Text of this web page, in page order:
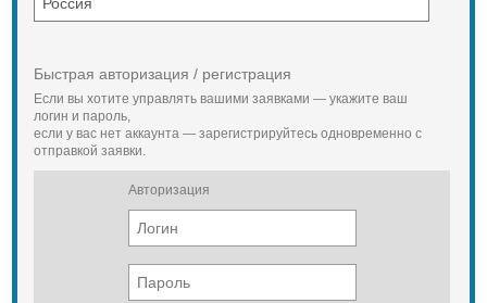
Быстрая авторизация / регистрация
Если вы хотите управлять вашими заявками — укажите ваш
логин и пароль,
если у вас нет аккаунта — зарегистрируйтесь одновременно с
отправкой заявки.
Авторизация